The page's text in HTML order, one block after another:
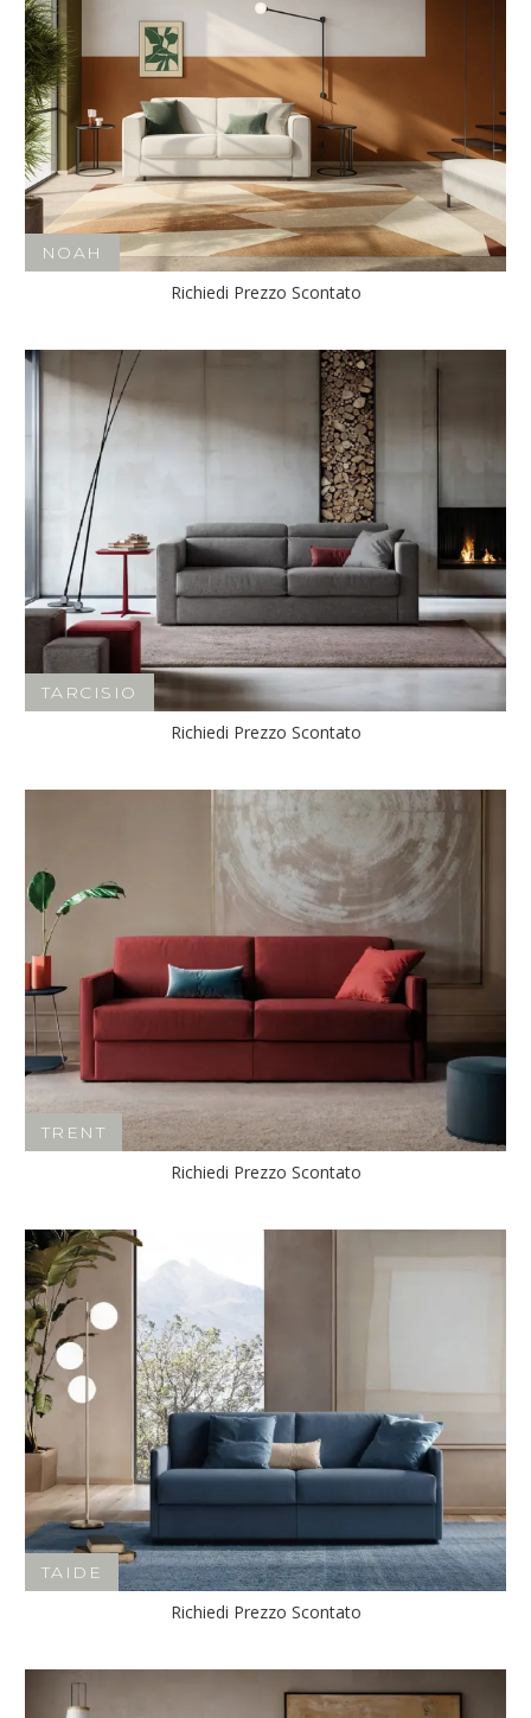
NOAH
Richiedi Prezzo Scontato
TARCISIO
Richiedi Prezzo Scontato
TRENT
Richiedi Prezzo Scontato
TAIDE
Richiedi Prezzo Scontato